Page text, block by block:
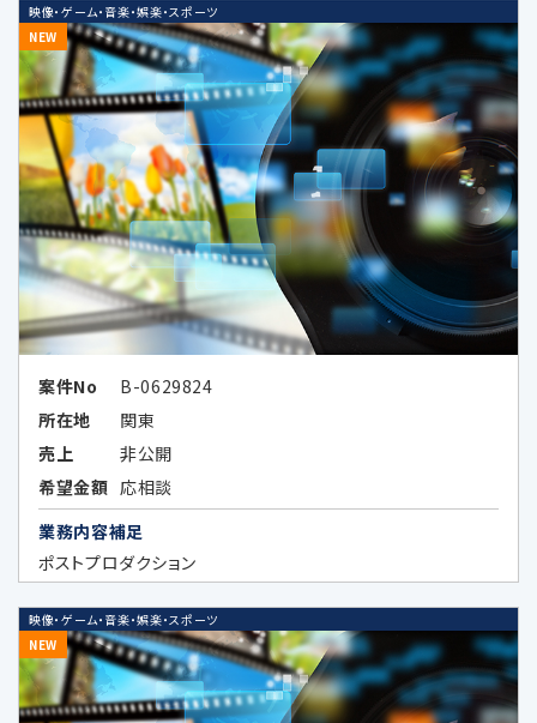
ー業務などの当社サービスに関する業務
遂行のため
上記業務に関連する当社及び当社業務
提携会社のサービスのご案内、社内にお
ける調査・研究資料作成のため
当社の採用選考活動のため
当社又は第三者の商品・サービスに関す
る広告、メールマガジン等、各種ご案内の
ため
わせた広告情報等の表示、メールマガジ
ン等、各種ご案内のため
上記各目的に関連する市場分析、マーケ
ティングのため
データのハッシュ化等の加工、統計化の
方法等により特定の個人を識別できない
形式に加工したデータまたは統計情報
（統計データ）の作成のため、及び当該加
工したデータまたは統計データの第三者
提供のため
映像・ゲーム・音楽・娯楽・スポーツ
NEW
案件No
B-0629824
所在地
関東
売上
非公開
希望金額 応相談
業務内容補足
ポストプロダクション
映像・ゲーム・音楽・娯楽・スポーツ
NEW